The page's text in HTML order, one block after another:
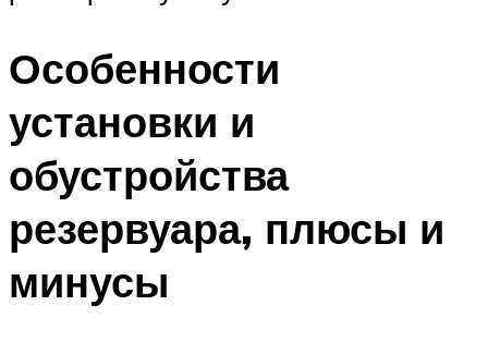
Особенности
установки и
обустройства
резервуара, плюсы и
минусы